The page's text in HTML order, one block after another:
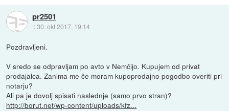
pr2501
::30. okt 2017, 19:14
Pozdravljeni.
V sredo se odpravljam po avto v Nemčijo. Kupujem od privat
prodajalca. Zanima me če moram kupoprodajno pogodbo overiti pri
notarju?
Ali pa je dovolj spisati naslednje (samo prvo stran)?
http://borut.net/wp-content/uploads/kfz...